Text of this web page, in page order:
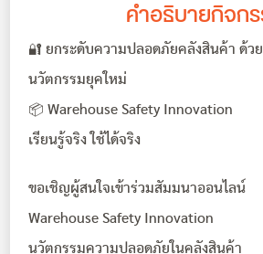
คำอธิบายกิจก
🔐 ยกระดับความปลอดภัยคลังสินค้า ด้ว
นวัตกรรมยุคใหม่
📦 Warehouse Safety Innovation
เรียนรู้จริง ใช้ได้จริง
ขอเชิญผู้สนใจเข้าร่วมสัมมนาออนไลน์
Warehouse Safety Innovation
นวัตกรรมความปลอดภัยในคลังสินค้า